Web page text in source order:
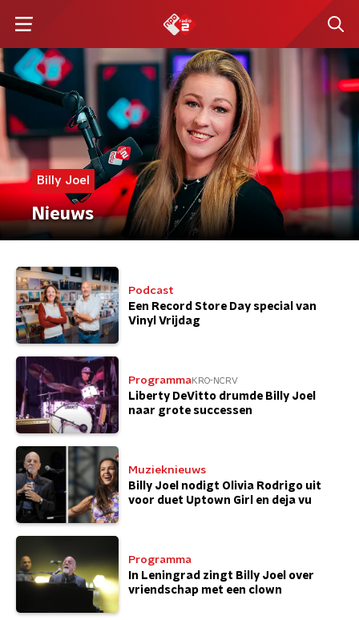
Billy Joel
Nieuws
Podcast
Een Record Store Day special van
Vinyl Vrijdag
ProgrammaKRO-NCRV
Liberty DeVitto drumde Billy Joel
naar grote successen
Muzieknieuws
Billy Joel nodigt Olivia Rodrigo uit
voor duet Uptown Girl en deja vu
Programma
In Leningrad zingt Billy Joel over
vriendschap met een clown